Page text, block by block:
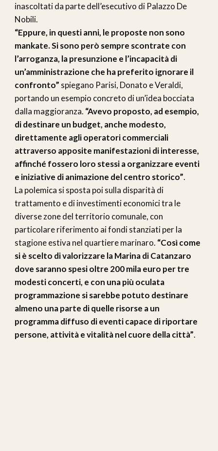
inascoltati da parte dell’esecutivo di Palazzo De
Nobili.
“Eppure, in questi anni, le proposte non sono
mankate. Si sono però sempre scontrate con
l’arroganza, la presunzione e l’incapacità di
un’amministrazione che ha preferito ignorare il
confronto” spiegano Parisi, Donato e Veraldi,
portando un esempio concreto di un’idea bocciata
dalla maggioranza. “Avevo proposto, ad esempio,
di destinare un budget, anche modesto,
direttamente agli operatori commerciali
attraverso apposite manifestazioni di interesse,
affinché fossero loro stessi a organizzare eventi
e iniziative di animazione del centro storico”.
La polemica si sposta poi sulla disparità di
trattamento e di investimenti economici tra le
diverse zone del territorio comunale, con
particolare riferimento ai fondi stanziati per la
stagione estiva nel quartiere marinaro. “Così come
si è scelto di valorizzare la Marina di Catanzaro
dove saranno spesi oltre 200 mila euro per tre
modesti concerti, e con una più oculata
programmazione si sarebbe potuto destinare
almeno una parte di quelle risorse a un
programma diffuso di eventi capace di riportare
persone, attività e vitalità nel cuore della città”.